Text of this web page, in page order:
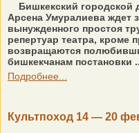
Бишкекский городской
Арсена Умуралиева ждет
вынужденного простоя
репертуар театра, кроме
возвращаются
бишкекчанам постановки
Подробнее...
Культпоход 14 — 20